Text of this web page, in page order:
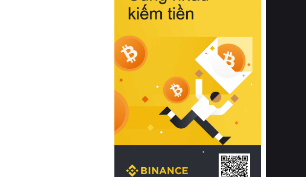
Bên cạnh đó, việc lựa chọn các dòng
sản phẩm đạt chuẩn chất lượng quốc
tế còn giúp ngăn ngừa tình trạng kích
khuẩn và nấm mốc trong điều kiện
thời tiết nóng ẩm. Bạn có thể tìm hiểu
thêm các nghiên cứu khoa học về tác
động của giấc ngủ và môi trường
phòng ngủ đối với sức khỏe con
người tại Sleep Foundation (External
Link) để có cái nhìn toàn diện hơn.
2. Các tiêu chí vàng khi lựa chọn
chăn ga gối đệm cao cấp cho phòng
ngủ
Để sở hữu một bộ chăn ga gối đệm
cao cấp hoàn hảo cả về thẩm mỹ lẫn
công năng, người tiêu dùng cần cân
nhắc kỹ lưỡng các tiêu chí quan trọng